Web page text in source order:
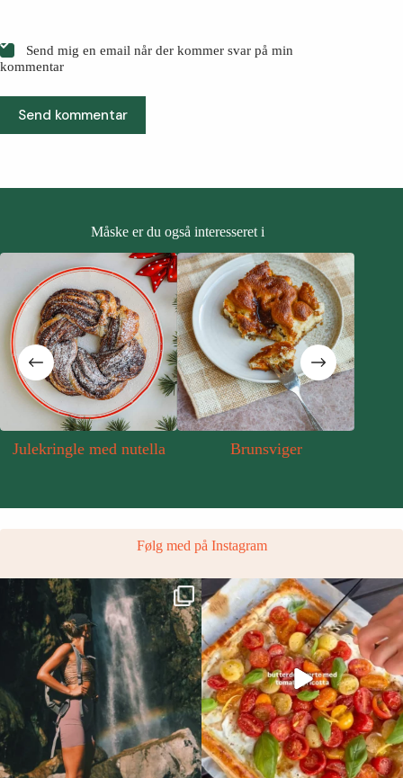
Send mig en email når der kommer svar på min
kommentar
Send kommentar
Måske er du også interesseret i
Julekringle med nutella Brunsviger
Følg med på Instagram